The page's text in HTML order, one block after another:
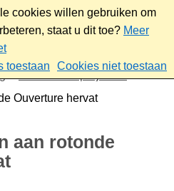
cookies willen gebruiken om
staat u dit toe? Meer
toestaan
Cookies niet toestaan
Plannen en projecten
Ouverture hervat
aan rotonde